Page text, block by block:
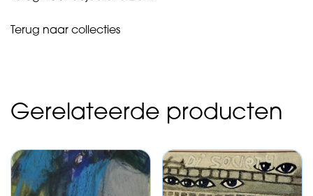
Terug naar collecties
Gerelateerde producten